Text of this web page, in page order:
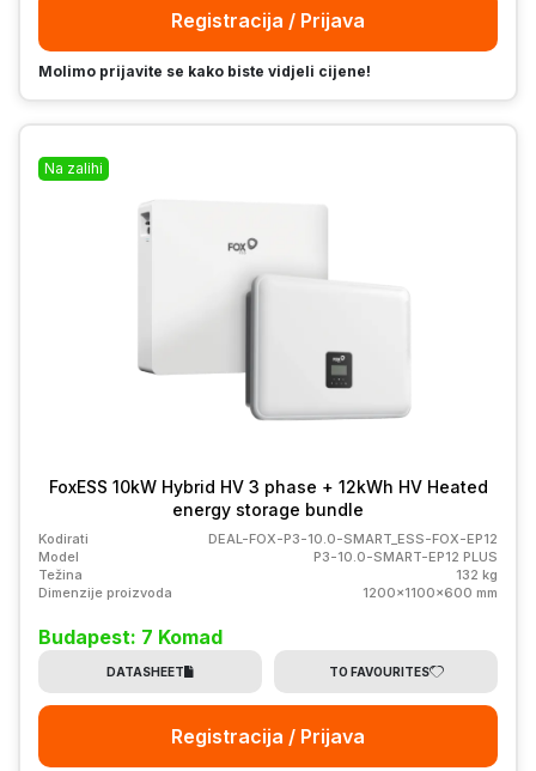
Registracija / Prijava
Molimo prijavite se kako biste vidjeli cijene!
Na zalihi
FoxESS 10kW Hybrid HV 3 phase + 12kWh HV Heated
energy storage bundle
Kodirati
DEAL-FOX-P3-10.0-SMART_ESS-FOX-EP12
Model
P3-10.0-SMART-EP12 PLUS
Težina
132 kg
Dimenzije proizvoda
1200x1100x600 mm
Budapest: 7 Komad
DATASHEET TO FAVOURITES
Registracija / Prijava